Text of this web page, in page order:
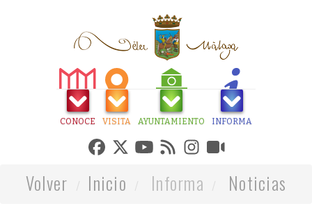
CONOCE VISITA AYUNTAMIENTO INFORMA
Volver Inicio Informa Noticias